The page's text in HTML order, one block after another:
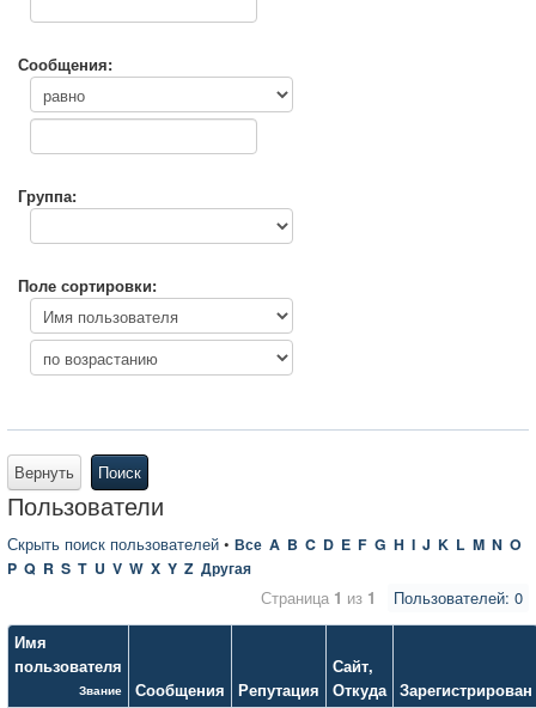
Сообщения:
Группа:
Поле сортировки:
Вернуть Поиск
Пользователи
Скрыть поиск пользователей • Все A B C D E F G H I J K L M N O
P Q R S T U V W X Y Z Другая
Пользователей: 0
Страница 1 из 1
Имя
пользователя
Звание Сообщения Репутация
Сайт,
Откуда Зарегистрирован